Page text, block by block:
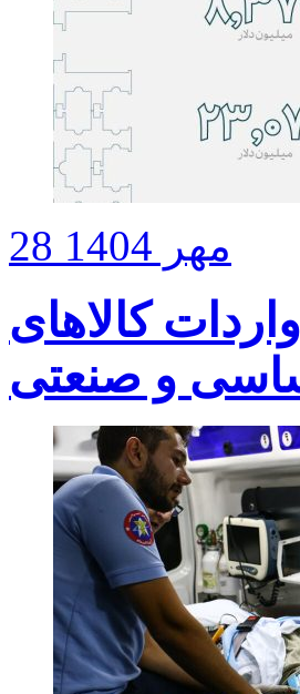
28 مهر 1404
برای واردات کالاهای
و صنعتی